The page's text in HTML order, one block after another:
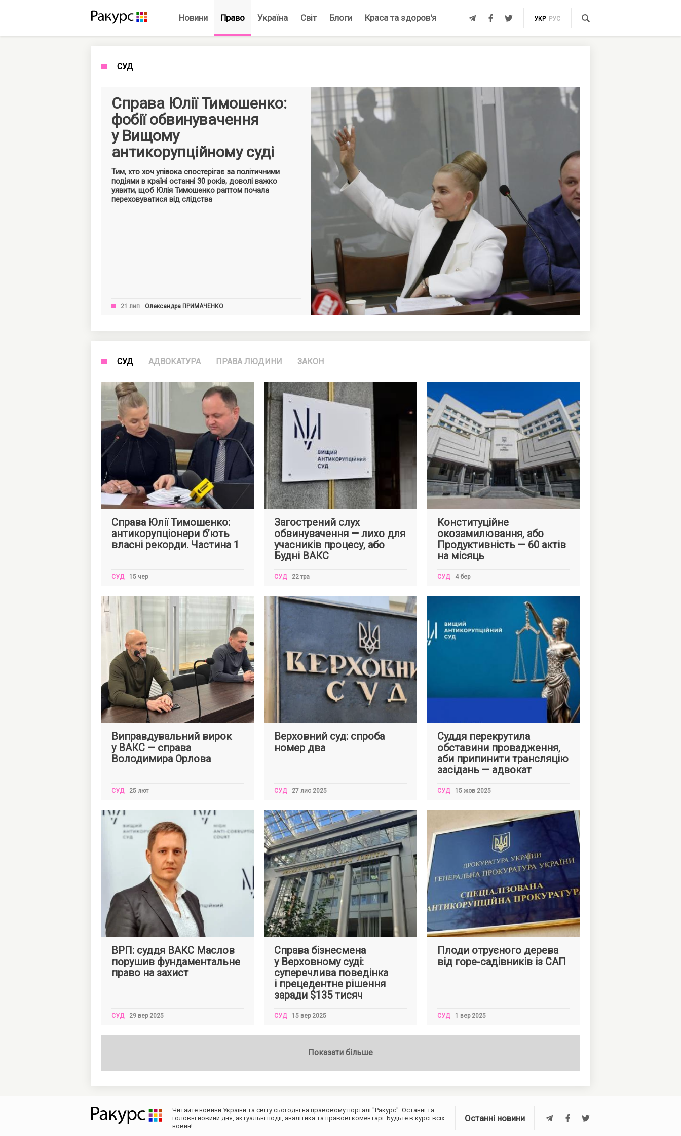
Новини Право Україна Світ Блоги Краса та здоров'я УКР РУС
СУД
Справа Юлії Тимошенко:
фобії обвинувачення
у Вищому
антикорупційному суді
Тим, хто хоч упівока спостерігає за політичними
подіями в країні останні 30 років, доволі важко
уявити, щоб Юлія Тимошенко раптом почала
переховуватися від слідства
21 лип Олександра ПРИМАЧЕНКО
СУД АДВОКАТУРА ПРАВА ЛЮДИНИ ЗАКОН
Справа Юлії Тимошенко:
антикорупціонери б’ють
власні рекорди. Частина 1
СУД 15 чер
Загострений слух
обвинувачення — лихо для
учасників процесу, або
Будні ВАКС
СУД 22 тра
Конституційне
окозамилювання, або
Продуктивність — 60 актів
на місяць
СУД 4 бер
Виправдувальний вирок
у ВАКС — справа
Володимира Орлова
СУД 25 лют
Верховний суд: спроба
номер два
СУД 27 лис 2025
Суддя перекрутила
обставини провадження,
аби припинити трансляцію
засідань — адвокат
СУД 15 жов 2025
ВРП: суддя ВАКС Маслов
порушив фундаментальне
право на захист
СУД 29 вер 2025
Справа бізнесмена
у Верховному суді:
суперечлива поведінка
і прецедентне рішення
заради $135 тисяч
СУД 15 вер 2025
Плоди отруєного дерева
від горе-садівників із САП
СУД 1 вер 2025
Показати більше
Читайте новини України та світу сьогодні на правовому порталі "Ракурс". Останні та
головні новини дня, актуальні події, аналітика та правові коментарі. Будьте в курсі всіх
новин!
Останні новини